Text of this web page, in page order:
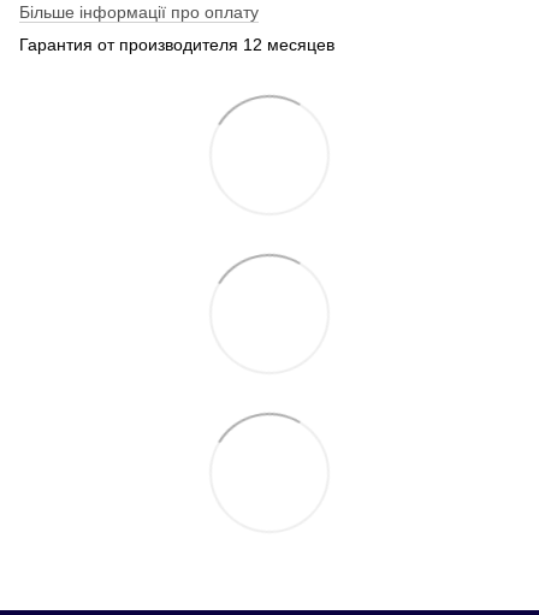
Більше інформації про оплату
Гарантия от производителя 12 месяцев